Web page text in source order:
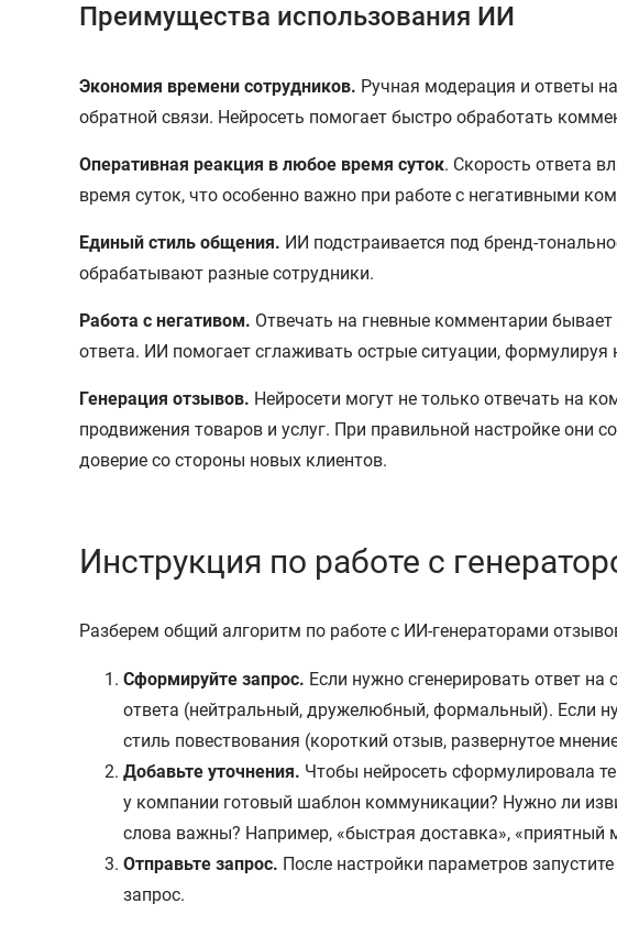
Преимущества использования ИИ
Экономия времени сотрудников. Ручная модерация и ответы
обратной связи. Нейросеть помогает быстро обработать
Оперативная реакция в любое время суток. Скорость ответа
время суток, что особенно важно при работе с негативными
Единый стиль общения. ИИ подстраивается под бренд-
обрабатывают разные сотрудники.
Работа с негативом. Отвечать на гневные комментарии
ответа. ИИ помогает сглаживать острые ситуации,
Генерация отзывов. Нейросети могут не только отвечать на
продвижения товаров и услуг. При правильной настройке они
доверие со стороны новых клиентов.
Инструкция по работе с
Разберем общий алгоритм по работе с ИИ-генераторами
Сформируйте запрос. Если нужно сгенерировать ответ
ответа (нейтральный, дружелюбный, формальный). Если
стиль повествования (короткий отзыв, развернутое
Добавьте уточнения. Чтобы нейросеть сформулировала
у компании готовый шаблон коммуникации? Нужно ли
слова важны? Например, «быстрая доставка», «приятный
Отправьте запрос. После настройки параметров
запрос.